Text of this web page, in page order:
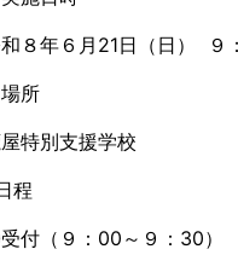
８年６月21日（日） ９
所
特別支援学校
程
付（９：00～９：30）